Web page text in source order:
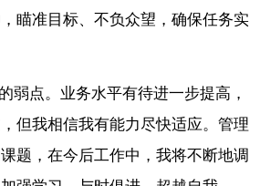
瞄准目标、不负众望，确保任务实
弱点。业务水平有待进一步提高，
但我相信我有能力尽快适应。管理
题，在今后工作中，我将不断地调